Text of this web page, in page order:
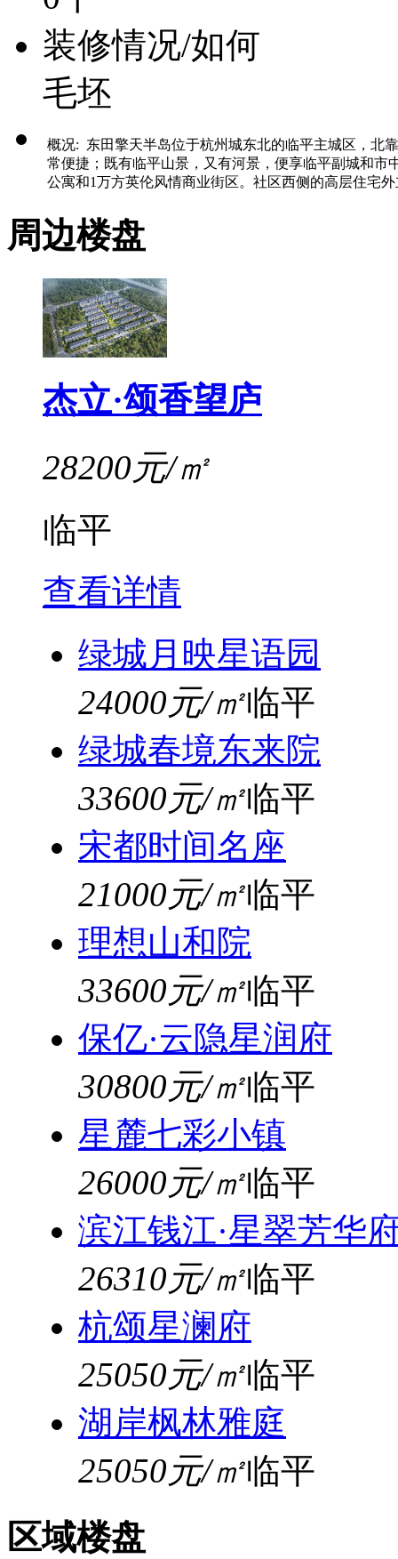
装修情况/如何
毛坯
概况: 东田擎天半岛位于杭州城东北的临平主城区，北
常便捷；既有临平山景，又有河景，便享临平副城和
公寓和1万方英伦风情商业街区。社区西侧的高层住宅
周边楼盘
杰立·颂香望庐
28200元/㎡
临平
查看详情
绿城月映星语园
24000元/㎡临平
绿城春境东来院
33600元/㎡临平
宋都时间名座
21000元/㎡临平
理想山和院
33600元/㎡临平
保亿·云隐星润府
30800元/㎡临平
星麓七彩小镇
26000元/㎡临平
滨江钱江·星翠芳华
26310元/㎡临平
杭颂星澜府
25050元/㎡临平
湖岸枫林雅庭
25050元/㎡临平
区域楼盘